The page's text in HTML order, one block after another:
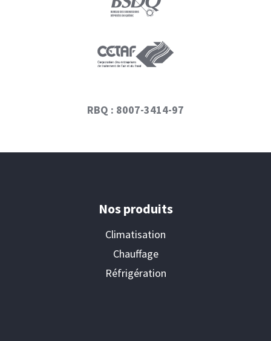
RBQ : 8007-3414-97
Nos produits
Climatisation
Chauffage
Réfrigération